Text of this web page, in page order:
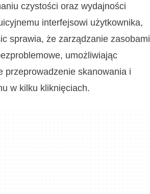
czystości oraz wydajności
interfejsowi użytkownika,
sprawia, że zarządzanie zasobami
umożliwiając
przeprowadzenie skanowania i
w kilku kliknięciach.